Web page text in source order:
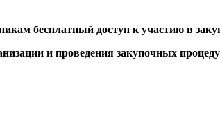
бесплатный доступ к участию в
и проведения закупочных